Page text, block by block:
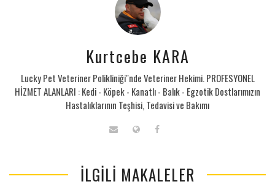
Kurtcebe KARA
Lucky Pet Veteriner Polikliniği"nde Veteriner Hekimi. PROFESYONEL
HİZMET ALANLARI : Kedi - Köpek - Kanatlı - Balık - Egzotik Dostlarımızın
Hastalıklarının Teşhisi, Tedavisi ve Bakımı
İLGILI MAKALELER